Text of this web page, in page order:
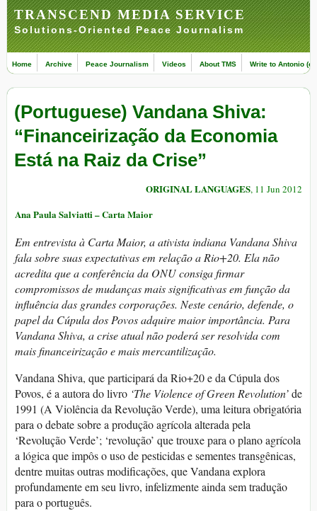
TRANSCEND MEDIA SERVICE
Solutions-Oriented Peace Journalism
Home Archive Peace Journalism Videos About TMS Write to Antonio
(Portuguese) Vandana Shiva:
“Financeirização da Economia
Está na Raiz da Crise”
ORIGINAL LANGUAGES, 11 Jun 2012
Ana Paula Salviatti – Carta Maior
Em entrevista à Carta Maior, a ativista indiana Vandana Shiva
fala sobre suas expectativas em relação a Rio+20. Ela não
acredita que a conferência da ONU consiga firmar
compromissos de mudanças mais significativas em função da
influência das grandes corporações. Neste cenário, defende, o
papel da Cúpula dos Povos adquire maior importância. Para
Vandana Shiva, a crise atual não poderá ser resolvida com
mais financeirização e mais mercantilização.
Vandana Shiva, que participará da Rio+20 e da Cúpula dos
Povos, é a autora do livro ‘The Violence of Green Revolution’de
1991 (A Violência da Revolução Verde), uma leitura obrigatória
para o debate sobre a produção agrícola alterada pela
‘Revolução Verde’; ‘revolução’ que trouxe para o plano agrícola
a lógica que impôs o uso de pesticidas e sementes transgênicas,
dentre muitas outras modificações, que Vandana explora
profundamente em seu livro, infelizmente ainda sem tradução
para o português.